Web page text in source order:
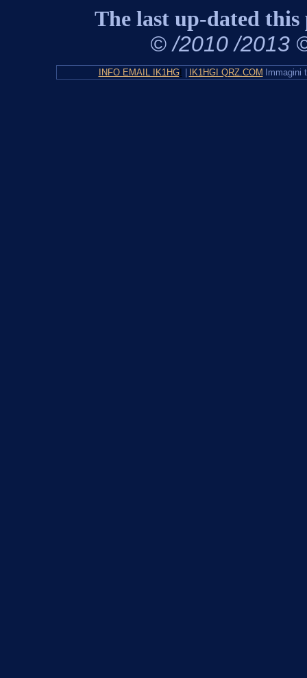
The last up-dated
© /2010 /2013
INFO EMAIL IK1HGI IK1HGI QRZ.COM Immagini